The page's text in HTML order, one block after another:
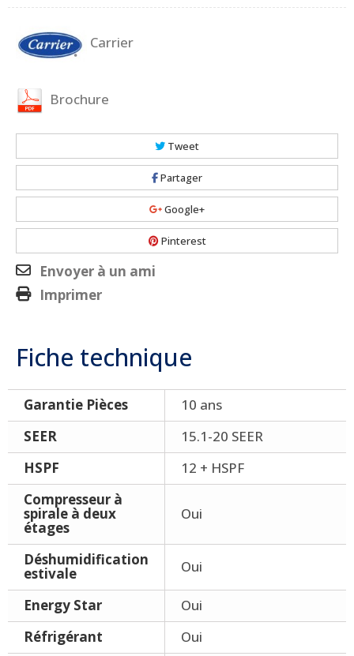
Carrier
Brochure
Tweet
Partager
Google+
Pinterest
Envoyer à un ami
Imprimer
Fiche technique
Garantie Pièces
10 ans
SEER
15.1-20 SEER
HSPF
12 + HSPF
Compresseur à
spirale à deux
étages
Oui
Déshumidification
estivale Oui
Energy Star
Oui
Réfrigérant
Oui